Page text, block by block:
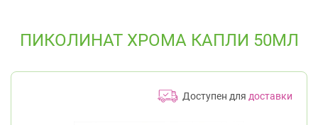
ПИКОЛИНАТ ХРОМА КАПЛИ 50МЛ
Доступен для доставки